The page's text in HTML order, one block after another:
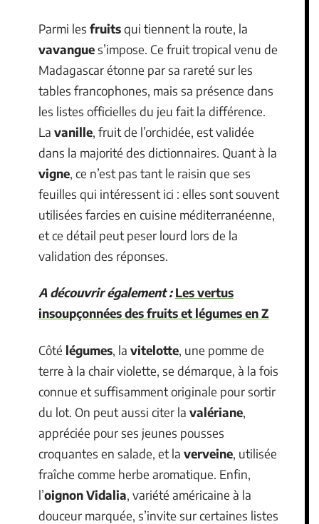
Parmi les fruitsqui tiennent la route, la
vavangues’impose. Ce fruit tropical venu de
Madagascar étonne par sa rareté sur les
tables francophones, mais sa présence dans
les listes officielles du jeu fait la différence.
La vanille, fruit de l’orchidée, est validée
dans la majorité des dictionnaires. Quant à la
vigne, ce n’est pas tant le raisin que ses
feuilles qui intéressent ici : elles sont souvent
utilisées farcies en cuisine méditerranéenne,
et ce détail peut peser lourd lors de la
validation des réponses.
A découvrir également : Les vertus
insoupçonnées des fruits et légumes en Z
Côté légumes, la vitelotte, une pomme de
terre à la chair violette, se démarque, à la fois
connue et suffisamment originale pour sortir
du lot. On peut aussi citer la valériane,
appréciée pour ses jeunes pousses
croquantes en salade, et la verveine, utilisée
fraîche comme herbe aromatique. Enfin,
l’oignon Vidalia, variété américaine à la
douceur marquée, s’invite sur certaines listes